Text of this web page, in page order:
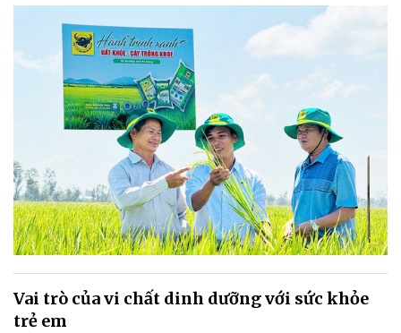
Vai trò của vi chất dinh dưỡng với sức khỏe
trẻ em